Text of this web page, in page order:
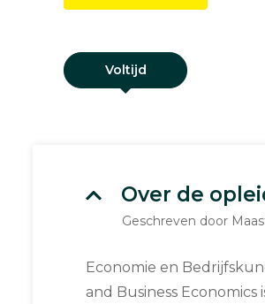
Voltijd
Over de
Geschreven door
Economie en
and Business